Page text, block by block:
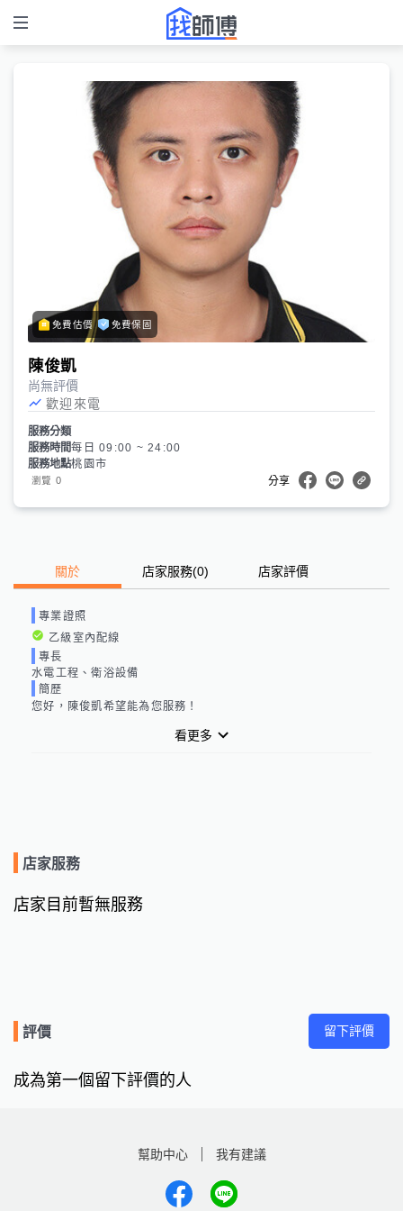
免費估價 免費保固
陳俊凱
尚無評價
歡迎來電
服務分類
服務時間每日 09:00 ~ 24:00
服務地點桃園市
瀏覽 0 分享
關於 店家服務(0) 店家評價
專業證照
乙級室內配線
專長
水電工程、衛浴設備
簡歷
您好， 陳俊凱希望能為您服務！
看更多
店家服務
店家目前暫無服務
評價 留下評價
成為第一個留下評價的人
幫助中心 我有建議